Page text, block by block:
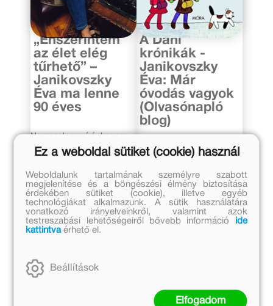
2016. április 23.
„Énszerintem
az élet elég
tűrhető” –
Janikovszky
Éva ma lenne
90 éves
Nemcsak egy író, hanem
legenda, akinek a könyvei
gyerekeket és felnőtteket.
Azok közé tartozik, akinek
a történeteiből még a
filmek is zseniálisak lettek,
és akit olvasva szinte
Megnézem
2012. június 24.
A Dani
krónikák -
Janikovszky
Éva: Már
óvodás vagyok
(Olvasónapló
blog)
Az úgy volt, hogy nagy
vállaltam annak idején,
hogy majd én segítek a
könyvtárát összeállítani és
alig vártam, hogy
című könyvét. Mikor a
másik húgom kislánya is
Ez a weboldal sütiket (cookie) használ
Weboldalunk tartalmának személyre szabott
megjelenítése és a böngészési élmény biztosítása
érdekében sütiket (cookie), illetve egyéb
technológiákat alkalmazunk. A sütik használatára
vonatkozó irányelveinkről, valamint azok
testreszabási lehetőségeiről bővebb információ
ide
kattintvaérhető el.
Beállítások
Elfogadom